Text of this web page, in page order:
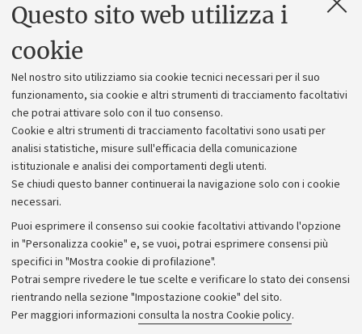
Questo sito web utilizza i
cookie
Nel nostro sito utilizziamo sia cookie tecnici necessari per il suo
funzionamento, sia cookie e altri strumenti di tracciamento facoltativi
che potrai attivare solo con il tuo consenso.
Cookie e altri strumenti di tracciamento facoltativi sono usati per
analisi statistiche, misure sull'efficacia della comunicazione
istituzionale e analisi dei comportamenti degli utenti.
Se chiudi questo banner continuerai la navigazione solo con i cookie
necessari.
Puoi esprimere il consenso sui cookie facoltativi attivando l'opzione
in "Personalizza cookie" e, se vuoi, potrai esprimere consensi più
specifici in "Mostra cookie di profilazione".
Potrai sempre rivedere le tue scelte e verificare lo stato dei consensi
rientrando nella sezione "Impostazione cookie" del sito.
Per maggiori informazioni consulta la nostra Cookie policy.
Contatti e PEC
Alumni community
Piano strategico
Bilanci
Donazioni e 5x1000
Merchandising - UniboStore
Bandi, gare e concorsi
Albo online
Amministrazione trasparente
Atti di notifica
Informazioni sul sito e accessibilità